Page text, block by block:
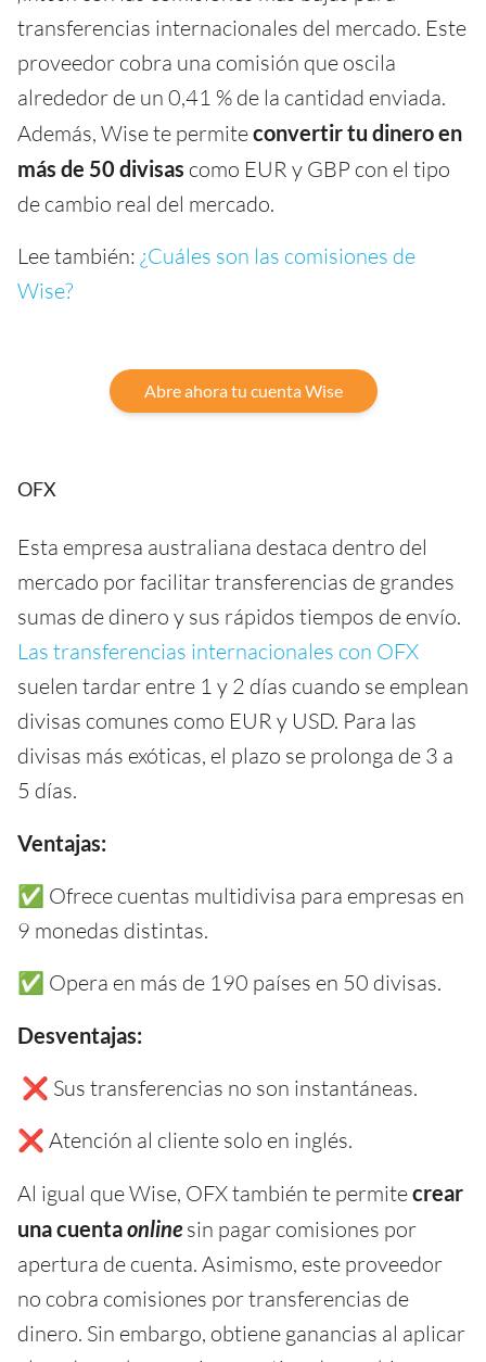
transferencias internacionales del mercado. Este
proveedor cobra una comisión que oscila
alrededor de un 0,41 % de la cantidad enviada.
Además, Wise te permiteconvertir tu dinero en
más de 50 divisas como EUR y GBP con el tipo
de cambio real del mercado.
Lee también: ¿Cuáles son las comisiones de
Wise?
Abre ahora tu cuenta Wise
OFX
Esta empresa australiana destaca dentro del
mercado por facilitar transferencias de grandes
sumas de dinero y sus rápidos tiempos de envío.
Las transferencias internacionales con OFX
suelen tardar entre 1 y 2 días cuando se emplean
divisas comunes como EUR y USD. Para las
divisas más exóticas, el plazo se prolonga de 3 a
5 días.
Ventajas:
✅ Ofrece cuentas multidivisa para empresas en
9 monedas distintas.
✅ Opera en más de 190 países en 50 divisas.
Desventajas:
❌ Sus transferencias no son instantáneas.
❌ Atención al cliente solo en inglés.
Al igual que Wise, OFX también te permitecrear
una cuentaonlinesin pagar comisiones por
apertura de cuenta. Asimismo, este proveedor
no cobra comisiones por transferencias de
dinero. Sin embargo, obtiene ganancias al aplicar